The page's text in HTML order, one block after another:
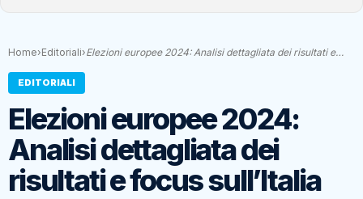
Home›Editoriali›Elezioni europee 2024: Analisi dettagliata dei risultati e…
EDITORIALI
Elezioni europee 2024:
Analisi dettagliata dei
risultati e focus sull’Italia